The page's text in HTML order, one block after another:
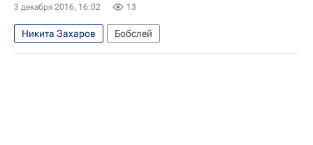
3 декабря 2016, 16:02 13
Никита Захаров Бобслей